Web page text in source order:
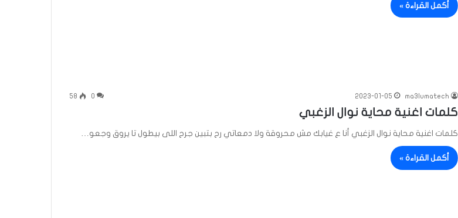
أكمل القراءة »
ma3lumatech
2023-01-05
0
58
كلمات اغنية محاية نوال الزغبي
كلمات اغنية محاية نوال الزغبي أنا ع غيابك مش محروقة ولا دمعاتي رح بتبين جرح اللى بيطول تا يروق وجعو…
أكمل القراءة »